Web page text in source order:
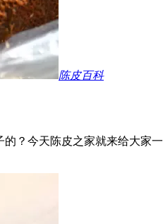
陈皮百科
？今天陈皮之家就来给大家